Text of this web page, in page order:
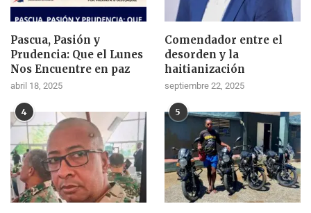
Pascua, Pasión y
Prudencia: Que el Lunes
Nos Encuentre en paz
abril 18, 2025
Comendador entre el
desorden y la
haitianización
septiembre 22, 2025
4 5